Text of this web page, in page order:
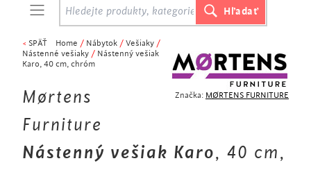
Značka: MØRTENS FURNITURE
< SPÄŤ Home / Nábytok / Vešiaky /
Nástenné vešiaky / Nástenný vešiak
Karo, 40 cm, chróm
Mørtens
Furniture
Nástenný vešiak Karo, 40 cm,